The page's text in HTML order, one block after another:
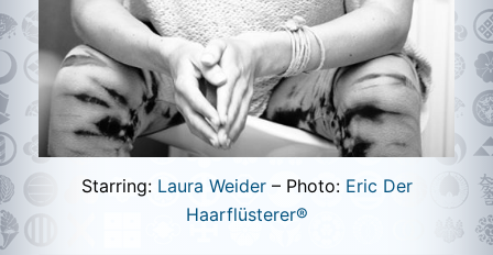
Starring: Laura Weider– Photo: Eric Der
Haarflüsterer®